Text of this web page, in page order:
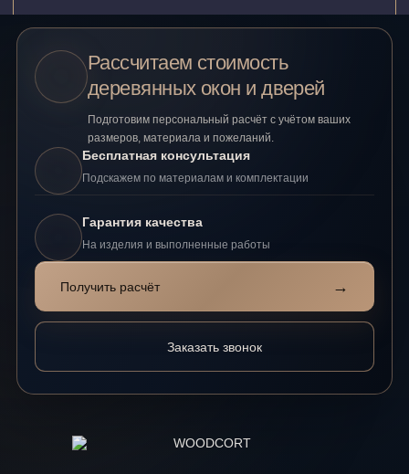
Рассчитаем стоимость
деревянных окон и дверей
Подготовим персональный расчёт с учётом ваших
размеров, материала и пожеланий.
Бесплатная консультация
Подскажем по материалам и комплектации
Гарантия качества
На изделия и выполненные работы
Получить расчёт →
Заказать звонок